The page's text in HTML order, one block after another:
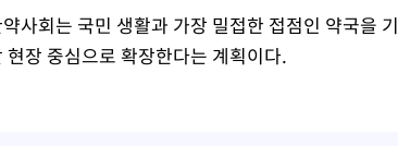
사회는 국민 생활과 가장 밀접한 접점인 약국을
현장 중심으로 확장한다는 계획이다.